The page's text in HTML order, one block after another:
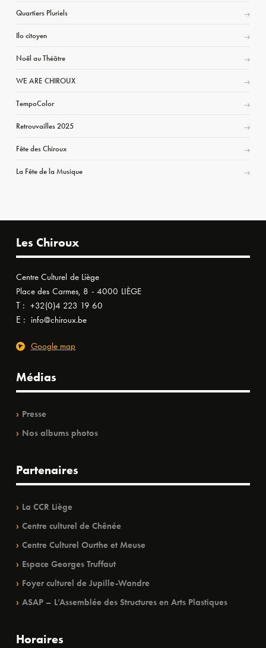
Quartiers Pluriels
Ilo citoyen
Noël au Théâtre
WE ARE CHIROUX
TempoColor
Retrouvailles 2025
Fête des Chiroux
La Fête de la Musique
Les Chiroux
Centre Culturel de Liège
Place des Carmes, 8 - 4000 LIÈGE
T : +32(0)4 223 19 60
E : info@chiroux.be
Google map
Médias
Presse
Nos albums photos
Partenaires
La CCR Liège
Centre culturel de Chênée
Centre Culturel Ourthe et Meuse
Espace Georges Truffaut
Foyer culturel de Jupille-Wandre
ASAP – L’Assemblée des Structures en Arts Plastiques
Horaires